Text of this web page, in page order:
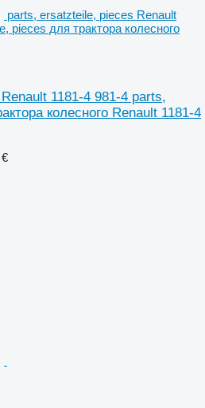
parts, ersatzteile, pieces Renault
pieces для трактора колесного
1181-4 981-4 parts,
колесного Renault 1181-4